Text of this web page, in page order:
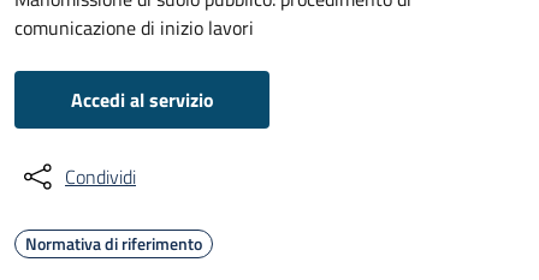
comunicazione di inizio lavori
Accedi al servizio
Condividi
Normativa di riferimento